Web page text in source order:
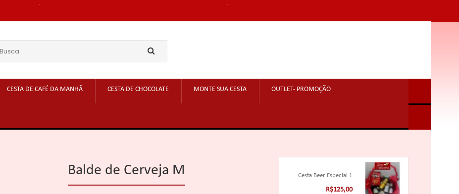
CESTA DE CAFÉ DA MANHÃ CESTA DE CHOCOLATE MONTE SUA CESTA OUTLET- PROMOÇÃO
Balde de Cerveja M Cesta Beer Especial 1
R$125,00